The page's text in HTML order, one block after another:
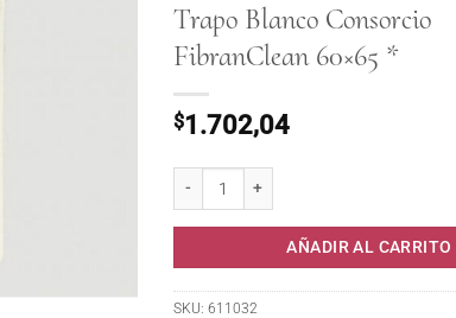
Trapo Blanco Consorcio
FibranClean 60×65 *
$1.702,04
AÑADIR AL CARRITO
SKU: 611032